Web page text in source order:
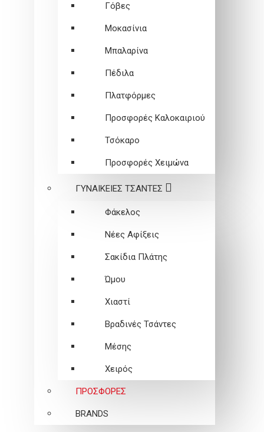
Γόβες
Μοκασίνια
Μπαλαρίνα
Πέδιλα
Πλατφόρμες
Προσφορές Καλοκαιριού
Τσόκαρο
Προσφορές Χειμώνα
ΓΥΝΑΙΚΕΙEΣ ΤΣΑΝΤΕΣ
Φάκελος
Νέες Αφίξεις
Σακίδια Πλάτης
Ώμου
Χιαστί
Βραδινές Τσάντες
Μέσης
Χειρός
ΠΡΟΣΦΟΡΕΣ
BRANDS